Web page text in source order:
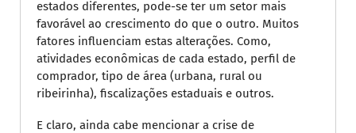
estados diferentes, pode-se ter um setor mais
favorável ao crescimento do que o outro. Muitos
fatores influenciam estas alterações. Como,
atividades econômicas de cada estado, perfil de
comprador, tipo de área (urbana, rural ou
ribeirinha), fiscalizações estaduais e outros.
E claro, ainda cabe mencionar a crise de